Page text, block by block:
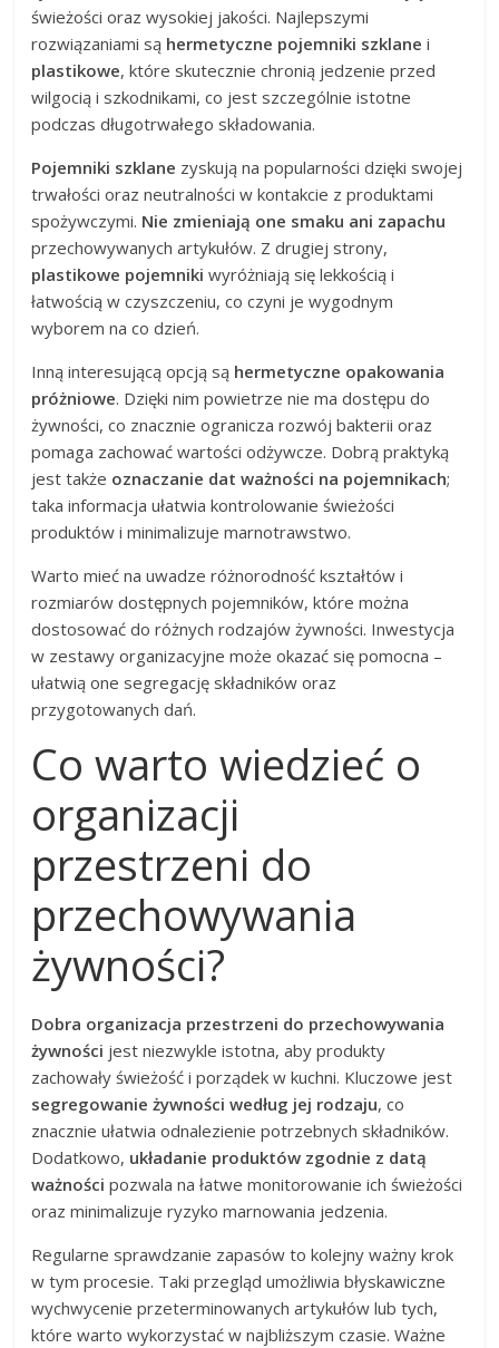
świeżości oraz wysokiej jakości. Najlepszymi
rozwiązaniami są hermetyczne pojemniki szklane i
plastikowe, które skutecznie chronią jedzenie przed
wilgocią i szkodnikami, co jest szczególnie istotne
podczas długotrwałego składowania.
Pojemniki szklane zyskują na popularności dzięki swojej
trwałości oraz neutralności w kontakcie z produktami
spożywczymi. Nie zmieniają one smaku ani zapachu
przechowywanych artykułów. Z drugiej strony,
plastikowe pojemniki wyróżniają się lekkością i
łatwością w czyszczeniu, co czyni je wygodnym
wyborem na co dzień.
Inną interesującą opcją są hermetyczne opakowania
próżniowe. Dzięki nim powietrze nie ma dostępu do
żywności, co znacznie ogranicza rozwój bakterii oraz
pomaga zachować wartości odżywcze. Dobrą praktyką
jest także oznaczanie dat ważności na pojemnikach;
taka informacja ułatwia kontrolowanie świeżości
produktów i minimalizuje marnotrawstwo.
Warto mieć na uwadze różnorodność kształtów i
rozmiarów dostępnych pojemników, które można
dostosować do różnych rodzajów żywności. Inwestycja
w zestawy organizacyjne może okazać się pomocna –
ułatwią one segregację składników oraz
przygotowanych dań.
Co warto wiedzieć o
organizacji
przestrzeni do
przechowywania
żywności?
Dobra organizacja przestrzeni do przechowywania
żywności jest niezwykle istotna, aby produkty
zachowały świeżość i porządek w kuchni. Kluczowe jest
segregowanie żywności według jej rodzaju, co
znacznie ułatwia odnalezienie potrzebnych składników.
Dodatkowo, układanie produktów zgodnie z datą
ważności pozwala na łatwe monitorowanie ich świeżości
oraz minimalizuje ryzyko marnowania jedzenia.
Regularne sprawdzanie zapasów to kolejny ważny krok
w tym procesie. Taki przegląd umożliwia błyskawiczne
wychwycenie przeterminowanych artykułów lub tych,
które warto wykorzystać w najbliższym czasie. Ważne